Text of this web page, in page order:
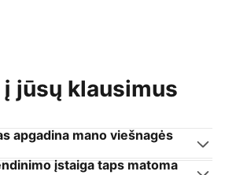
jūsų klausimus
apgadina mano viešnagės
įstaiga taps matoma